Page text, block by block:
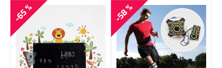
-65 % -58 %